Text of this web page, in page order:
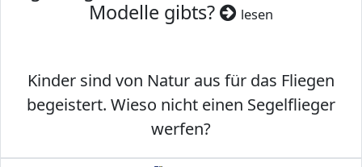
Modelle gibts?
lesen
Kinder sind von Natur aus für das Fliegen
begeistert. Wieso nicht einen Segelflieger
werfen?